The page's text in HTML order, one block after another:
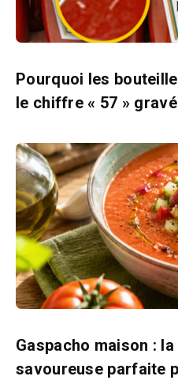
Pourquoi les
le chiffre « 57 »
Gaspacho maison :
savoureuse parfaite